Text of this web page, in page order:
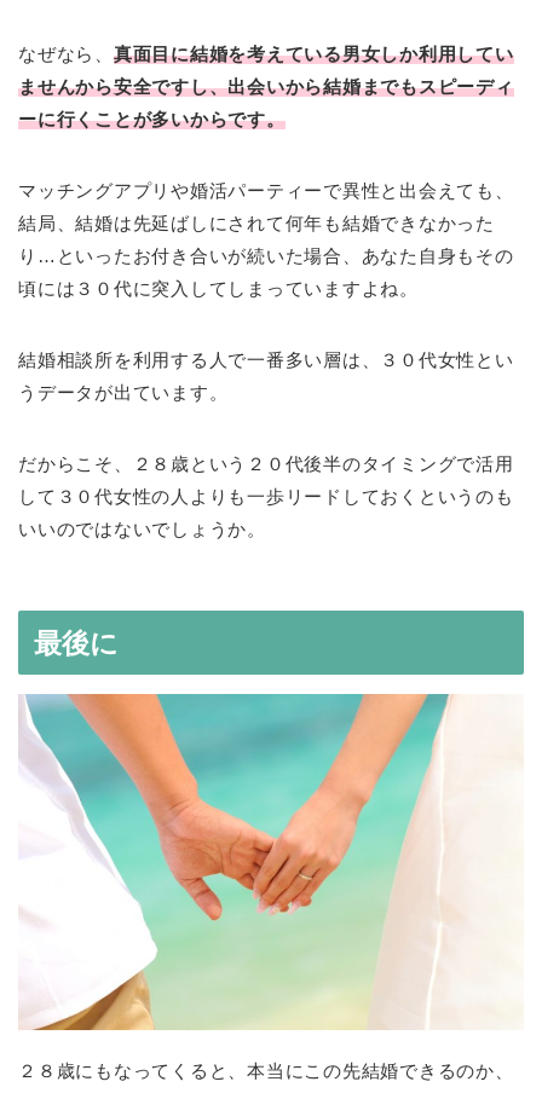
なぜなら、 真面目に結婚を考えている男女しか利用してい
ませんから安全ですし、出会いから結婚までもスピーディ
ーに行くことが多いからです。
マッチングアプリや婚活パーティーで異性と出会えても、
結局、結婚は先延ばしにされて何年も結婚できなかった
り…といったお付き合いが続いた場合、あなた自身もその
頃には３０代に突入してしまっていますよね。
結婚相談所を利用する人で一番多い層は、３０代女性とい
うデータが出ています。
だからこそ、２８歳という２０代後半のタイミングで活用
して３０代女性の人よりも一歩リードしておくというのも
いいのではないでしょうか。
最後に
２８歳にもなってくると、本当にこの先結婚できるのか、